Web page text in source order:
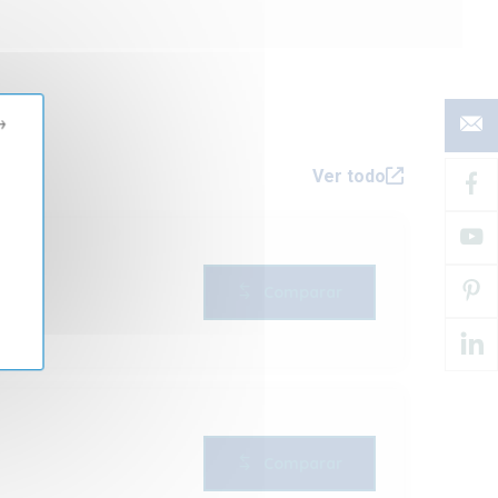
Ver todo